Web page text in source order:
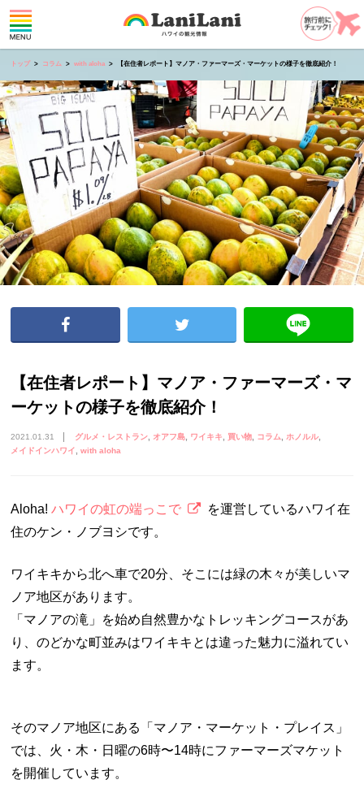
トップ コラム with aloha 【在住者レポート】マノア・ファーマーズ・マーケットの様子を徹底紹介！
【在住者レポート】マノア・ファーマーズ・マ
ーケットの様子を徹底紹介！
2021.01.31 グルメ・レストラン オアフ島 ワイキキ 買い物 コラム ホノルル
メイドインハワイ with aloha
Aloha!ハワイの虹の端っこで
を運営しているハワイ在
住のケン・ノブヨシです。
ワイキキから北へ車で20分、そこには緑の木々が美しいマ
ノア地区があります。
「マノアの滝」を始め自然豊かなトレッキングコースがあ
り、のどかな町並みはワイキキとは違った魅力に溢れてい
ます。
そのマノア地区にある「マノア・マーケット・プレイス」
では、火・木・日曜の6時〜14時にファーマーズマケット
を開催しています。